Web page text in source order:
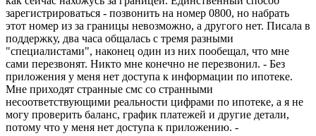
зарегистрироваться - позвонить на номер 0800, но набрать
этот номер из за границы невозможно, а другого нет. Писала в
поддержку, два часа общалась с тремя разными
"специалистами", наконец один из них пообещал, что мне
сами перезвонят. Никто мне конечно не перезвонил. - Без
приложения у меня нет доступа к информации по ипотеке.
Мне приходят странные смс со странными
несоответствующими реальности цифрами по ипотеке, а я не
могу проверить баланс, график платежей и другие детали,
потому что у меня нет доступа к приложению. -